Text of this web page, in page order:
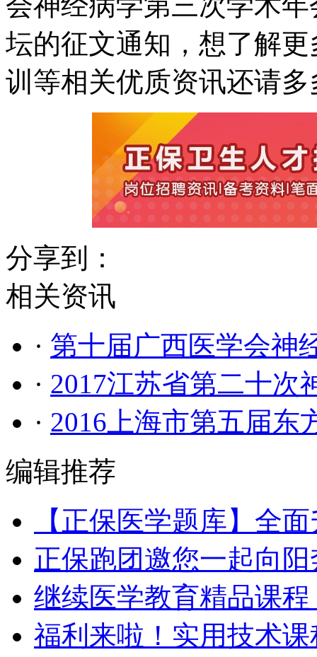
坛的征文通知，想了解更
训等相关优质资讯还请
分享到：
相关资讯
· 第十届广西医学会神
· 2017江苏省第二十次
· 2016上海市第五届东
编辑推荐
【正保医学题库】全
正保跑团邀您一起向
继续医学教育精品课
福利来啦！实用技术